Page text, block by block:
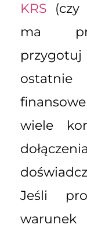
KRS
ma
wiele
Jeśli